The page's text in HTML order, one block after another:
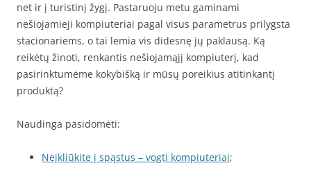
net ir į turistinį žygį. Pastaruoju metu gaminami
nešiojamieji kompiuteriai pagal visus parametrus prilygsta
stacionariems, o tai lemia vis didesnę jų paklausą. Ką
reikėtų žinoti, renkantis nešiojamąjį kompiuterį, kad
pasirinktumėme kokybišką ir mūsų poreikius atitinkantį
produktą?
Naudinga pasidomėti:
Neįkliūkite į spąstus – vogti kompiuteriai;